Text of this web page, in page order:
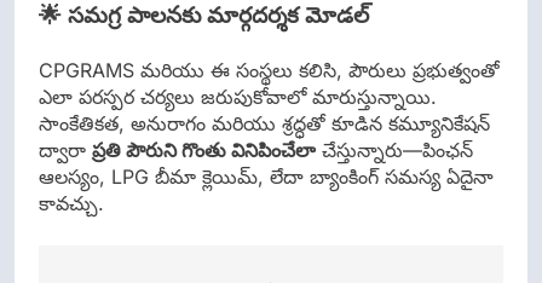
🌟 సమగ్ర పాలనకు మార్గదర్శక మోడల్
CPGRAMS మరియు ఈ సంస్థలు కలిసి, పౌరులు ప్రభుత్వంతో
ఎలా పరస్పర చర్యలు జరుపుకోవాలో మారుస్తున్నాయి.
సాంకేతికత, అనురాగం మరియు శ్రద్ధతో కూడిన కమ్యూనికేషన్
ద్వారా ప్రతి పౌరుని గొంతు వినిపించేలా చేస్తున్నారు—పింఛన్
ఆలస్యం, LPG బీమా క్లెయిమ్, లేదా బ్యాంకింగ్ సమస్య ఏదైనా
కావచ్చు.